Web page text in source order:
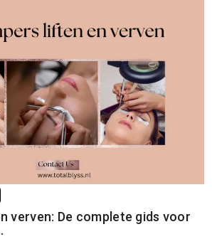
verven: De complete gids voor